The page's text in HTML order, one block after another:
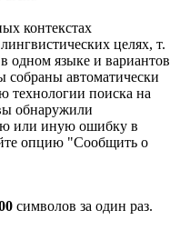
контекстах
целях, т.
одном языке и вариантов
собраны автоматически
технологии поиска на
обнаружили
или иную ошибку в
опцию "Сообщить о
символов за один раз.